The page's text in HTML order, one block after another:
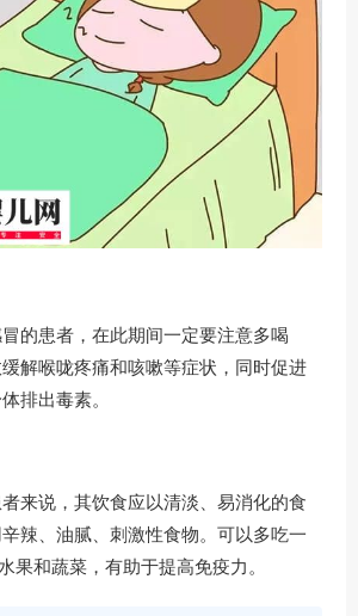
的患者，在此期间一定要注意多喝
解喉咙疼痛和咳嗽等症状，同时促进
排出毒素。
来说，其饮食应以清淡、易消化的食
辣、油腻、刺激性食物。可以多吃一
果和蔬菜，有助于提高免疫力。